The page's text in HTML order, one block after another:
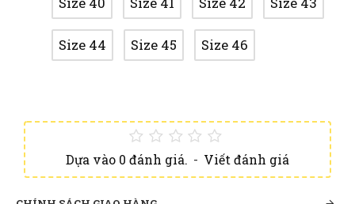
Dựa vào 0 đánh giá. - Viết đánh giá
Size 44 Size 45 Size 46